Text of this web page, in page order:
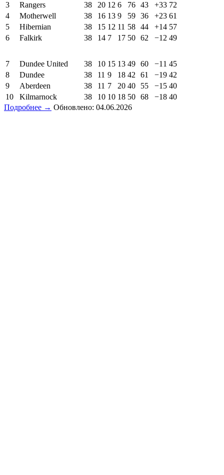
3
Rangers 38 20 12 6 76 43 +33 72
4
Motherwell 38 16 13 9 59 36 +23 61
5
Hibernian 38 15 12 11 58 44 +14 57
6
Falkirk 38 14 7 17 50 62 −12 49
7 Dundee United 38 10 15 13 49 60 −11 45
8
Dundee 38 11 9 18 42 61 −19 42
9
Aberdeen 38 11 7 20 40 55 −15 40
10
Kilmarnock 38 10 10 18 50 68 −18 40
Подробнее → Обновлено: 04.06.2026